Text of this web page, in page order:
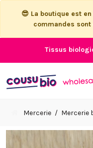
😎 La boutique est
commandes sont
Tissus
Mercerie Mercerie